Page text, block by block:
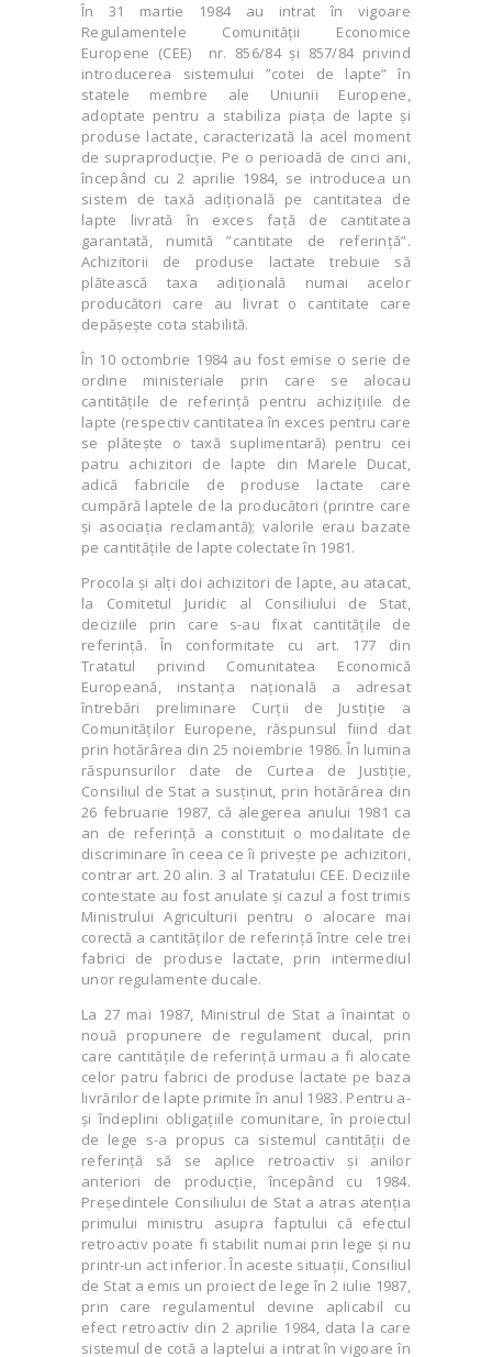
În 31 martie 1984 au intrat în vigoare
Regulamentele Comunității Economice
Europene (CEE) nr. 856/84 și 857/84 privind
introducerea sistemului ”cotei de lapte” în
statele membre ale Uniunii Europene,
adoptate pentru a stabiliza piața de lapte și
produse lactate, caracterizată la acel moment
de supraproducție. Pe o perioadă de cinci ani,
începând cu 2 aprilie 1984, se introducea un
sistem de taxă adițională pe cantitatea de
lapte livrată în exces față de cantitatea
garantată, numită ”cantitate de referință”.
Achizitorii de produse lactate trebuie să
plătească taxa adițională numai acelor
producători care au livrat o cantitate care
depășește cota stabilită.
În 10 octombrie 1984 au fost emise o serie de
ordine ministeriale prin care se alocau
cantitățile de referință pentru achizițiile de
lapte (respectiv cantitatea în exces pentru care
se plătește o taxă suplimentară) pentru cei
patru achizitori de lapte din Marele Ducat,
adică fabricile de produse lactate care
cumpără laptele de la producători (printre care
și asociația reclamantă); valorile erau bazate
pe cantitățile de lapte colectate în 1981.
Procola și alți doi achizitori de lapte, au atacat,
la Comitetul Juridic al Consiliului de Stat,
deciziile prin care s-au fixat cantitățile de
referință. În conformitate cu art. 177 din
Tratatul privind Comunitatea Economică
Europeană, instanța națională a adresat
întrebări preliminare Curții de Justiție a
Comunităților Europene, răspunsul fiind dat
prin hotărârea din 25 noiembrie 1986. În lumina
răspunsurilor date de Curtea de Justiție,
Consiliul de Stat a susținut, prin hotărârea din
26 februarie 1987, că alegerea anului 1981 ca
an de referință a constituit o modalitate de
discriminare în ceea ce îi privește pe achizitori,
contrar art. 20 alin. 3 al Tratatului CEE. Deciziile
contestate au fost anulate și cazul a fost trimis
Ministrului Agriculturii pentru o alocare mai
corectă a cantităților de referință între cele trei
fabrici de produse lactate, prin intermediul
unor regulamente ducale.
La 27 mai 1987, Ministrul de Stat a înaintat o
nouă propunere de regulament ducal, prin
care cantitățile de referință urmau a fi alocate
celor patru fabrici de produse lactate pe baza
livrărilor de lapte primite în anul 1983. Pentru a-
și îndeplini obligațiile comunitare, în proiectul
de lege s-a propus ca sistemul cantității de
referință să se aplice retroactiv și anilor
anteriori de producție, începând cu 1984.
Președintele Consiliului de Stat a atras atenția
primului ministru asupra faptului că efectul
retroactiv poate fi stabilit numai prin lege și nu
printr-un act inferior. În aceste situații, Consiliul
de Stat a emis un proiect de lege în 2 iulie 1987,
prin care regulamentul devine aplicabil cu
efect retroactiv din 2 aprilie 1984, data la care
sistemul de cotă a laptelui a intrat în vigoare în